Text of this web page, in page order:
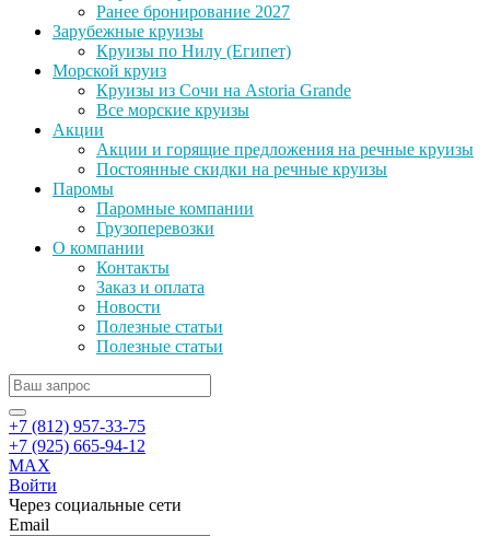
Ранее бронирование 2027
Зарубежные круизы
Круизы по Нилу (Египет)
Морской круиз
Круизы из Сочи на Astoria Grande
Все морские круизы
Акции
Акции и горящие предложения на речные круизы
Постоянные скидки на речные круизы
Паромы
Паромные компании
Грузоперевозки
О компании
Контакты
Заказ и оплата
Новости
Полезные статьи
Полезные статьи
+7 (812) 957-33-75
+7 (925) 665-94-12
MAX
Войти
Через социальные сети
Email